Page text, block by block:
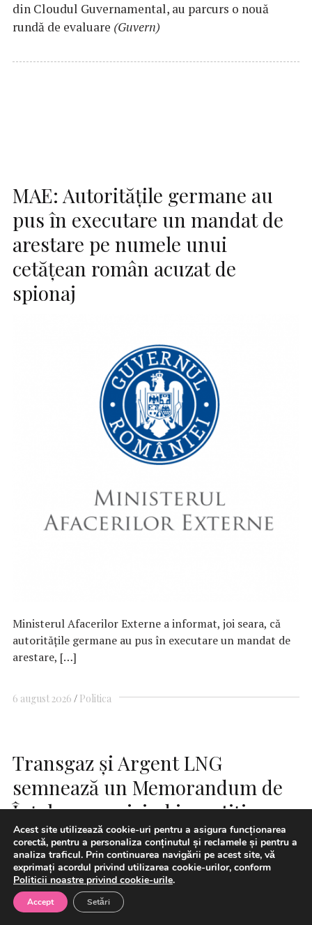
din Cloudul Guvernamental, au parcurs o nouă
rundă de evaluare (Guvern)
MAE: Autorităţile germane au
pus în executare un mandat de
arestare pe numele unui
cetăţean român acuzat de
spionaj
Ministerul Afacerilor Externe a informat, joi seara, că
autorităţile germane au pus în executare un mandat de
arestare, […]
6 august 2026 Politica
Transgaz și Argent LNG
semnează un Memorandum de
Înțelegere privind investiția
strategică de capital, avansând
livrările de GNL din SUA către
România și regiune
Acest site utilizează cookie-uri pentru a asigura funcționarea
corectă, pentru a personaliza conținutul și reclamele și pentru a
analiza traficul. Prin continuarea navigării pe acest site, vă
exprimați acordul privind utilizarea cookie-urilor, conform
Politicii noastre privind cookie-urile.
Accept Setări